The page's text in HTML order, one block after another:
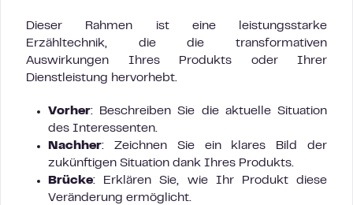
Dieser Rahmen ist eine leistungsstarke
Erzähltechnik, die die transformativen
Auswirkungen Ihres Produkts oder Ihrer
Dienstleistung hervorhebt.
Vorher: Beschreiben Sie die aktuelle Situation
des Interessenten.
Nachher: Zeichnen Sie ein klares Bild der
zukünftigen Situation dank Ihres Produkts.
Brücke: Erklären Sie, wie Ihr Produkt diese
Veränderung ermöglicht.